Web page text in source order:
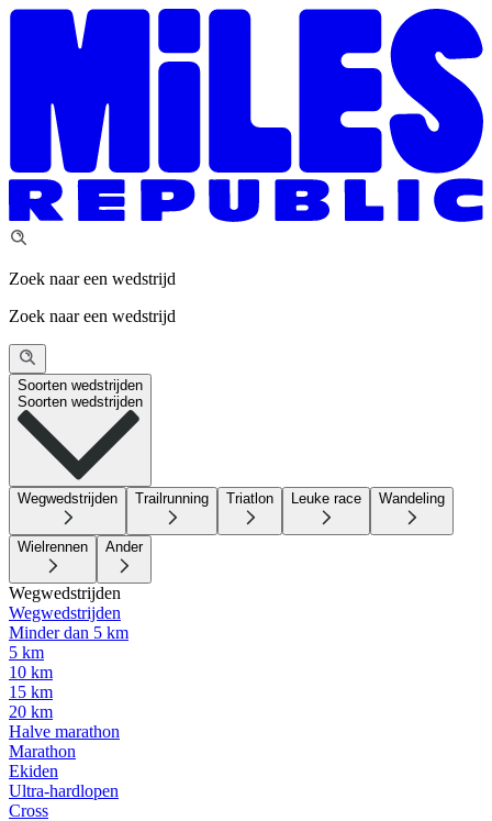
Zoek naar een wedstrijd
Zoek naar een wedstrijd
Soorten wedstrijden
Soorten wedstrijden
Wegwedstrijden Trailrunning Triatlon Leuke race Wandeling
Wielrennen Ander
Wegwedstrijden
Wegwedstrijden
Minder dan 5 km
5 km
10 km
15 km
20 km
Halve marathon
Marathon
Ekiden
Ultra-hardlopen
Cross